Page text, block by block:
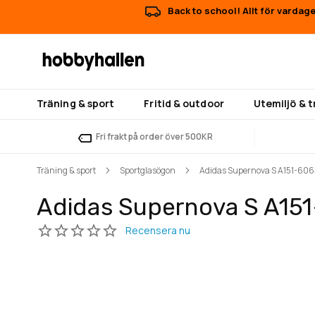
Back to school! Allt för
Träning & sport Fritid & outdoor Utemiljö &
Fri frakt på order över 500KR
Träning & sport Sportglasögon Adidas Supernova S A151-
Adidas Supernova S